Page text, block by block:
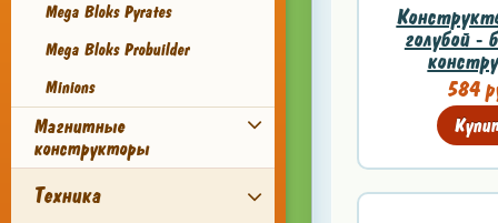
Mega Bloks Pyrates
Mega Bloks Probuilder
Minions
Магнитные
конструкторы
Техника
голубой -
584